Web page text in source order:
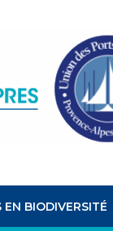
EN BIODIVERSITÉ